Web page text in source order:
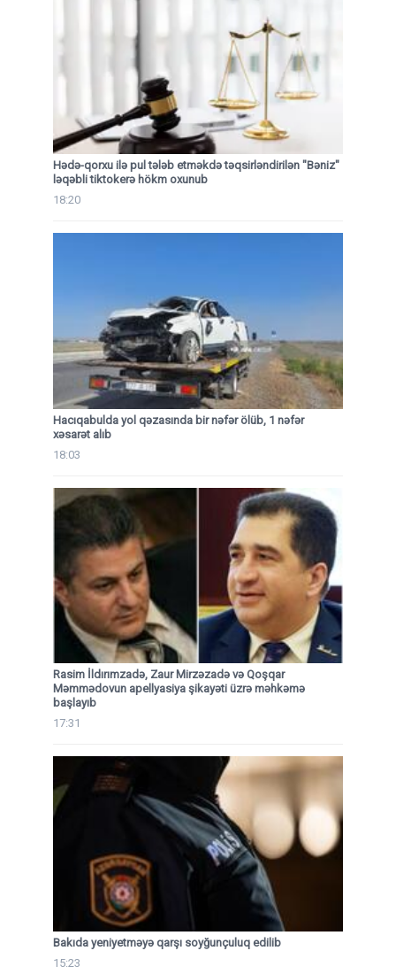
Hədə-qorxu ilə pul tələb etməkdə təqsirləndirilən "Bəniz"
ləqəbli tiktokerə hökm oxunub
18:20
Hacıqabulda yol qəzasında bir nəfər ölüb, 1 nəfər
xəsarət alıb
18:03
Rasim İldırımzadə, Zaur Mirzəzadə və Qoşqar
Məmmədovun apellyasiya şikayəti üzrə məhkəmə
başlayıb
17:31
Bakıda yeniyetməyə qarşı soyğunçuluq edilib
15:23